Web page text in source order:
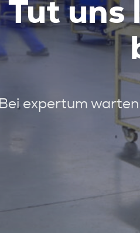
Tut uns
Bei expertum